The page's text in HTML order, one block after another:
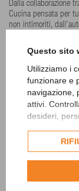
Questo sito
Utilizziamo i
funzionare e
navigazione,
attivi.
desideri,
dell'utente.
Consulta
Dalla collaborazione
Cucina pensata per
non intimoriti,
ricco, vengono
valori della cucina
che arrivano da
arricchite da un
30